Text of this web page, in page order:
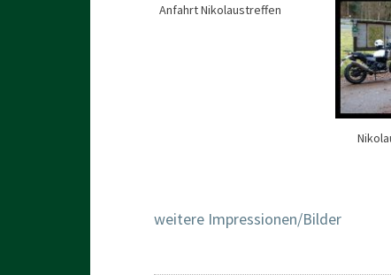
Anfahrt Nikolaustreffen
weitere Impressionen/Bilder